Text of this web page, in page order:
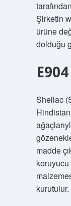
Şirketin
ürüne
dolduğu
Shellac
madde
kurutulur.